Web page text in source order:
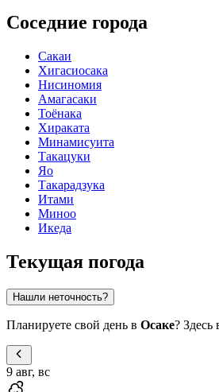
Соседние города
Сакаи
Хигасиосака
Нисиномия
Амагасаки
Тоёнака
Хираката
Минамисуита
Такацуки
Яо
Такарадзука
Итами
Миноо
Икеда
Текущая погода
Нашли неточность?
Планируете свой день в Осаке?
9 авг, вс